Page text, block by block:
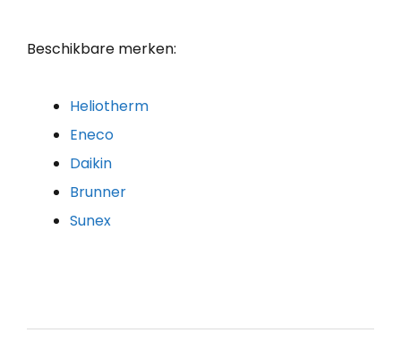
Beschikbare merken:
Heliotherm
Eneco
Daikin
Brunner
Sunex